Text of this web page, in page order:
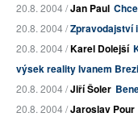
20.8. 2004 /Jan Paul
20.8. 2004 /Zpravodajství
20.8. 2004 /Karel Dolejší
výsek reality Ivanem
20.8. 2004 /Jiří Šoler
20.8. 2004 /Jaroslav Pour